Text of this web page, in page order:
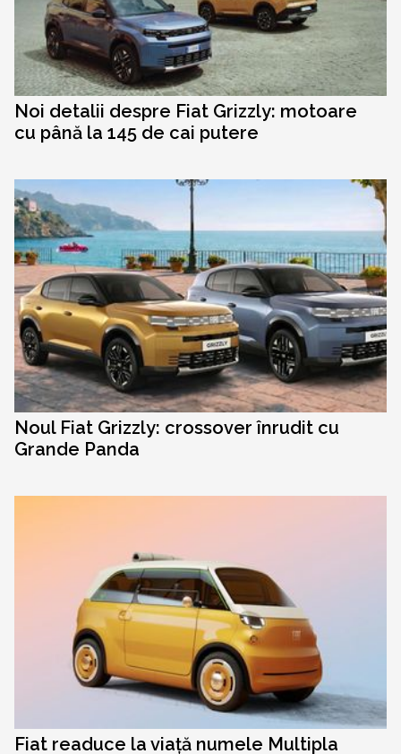
Noi detalii despre Fiat Grizzly: motoare
cu până la 145 de cai putere
Noul Fiat Grizzly: crossover înrudit cu
Grande Panda
Fiat readuce la viață numele Multipla